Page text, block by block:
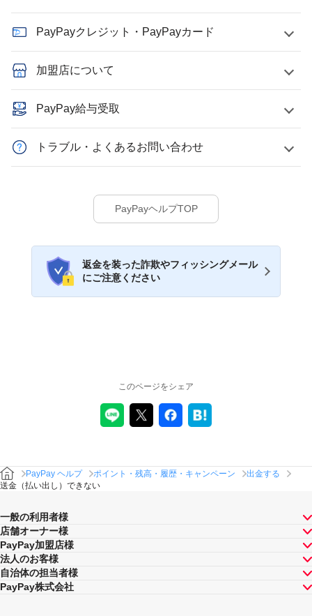
PayPayクレジット・PayPayカード
加盟店について
PayPay給与受取
トラブル・よくあるお問い合わせ
PayPayヘルプTOP
返金を装った詐欺やフィッシングメール
にご注意ください
このページをシェア
PayPay ヘルプ ポイント・残高・履歴・キャンペーン
出金する
送金（払い出し）できない
一般の利用者様
店舗オーナー様
PayPay加盟店様
法人のお客様
自治体の担当者様
PayPay株式会社